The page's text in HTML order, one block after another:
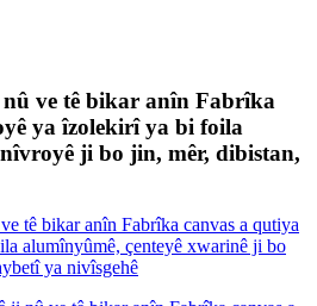
ve tê bikar anîn Fabrîka
ya îzolekirî ya bi foila
ji bo jin, mêr, dibistan,